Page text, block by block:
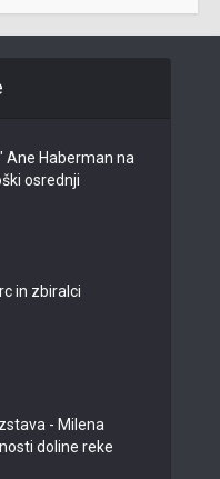
Ane Haberman na
osrednji
in zbiralci
- Milena
doline reke